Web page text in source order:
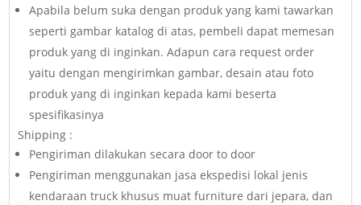
Apabila belum suka dengan produk yang kami tawarkan
seperti gambar katalog di atas, pembeli dapat memesan
produk yang di inginkan. Adapun cara request order
yaitu dengan mengirimkan gambar, desain atau foto
produk yang di inginkan kepada kami beserta
spesifikasinya
Shipping :
Pengiriman dilakukan secara door to door
Pengiriman menggunakan jasa ekspedisi lokal jenis
kendaraan truck khusus muat furniture dari jepara, dan